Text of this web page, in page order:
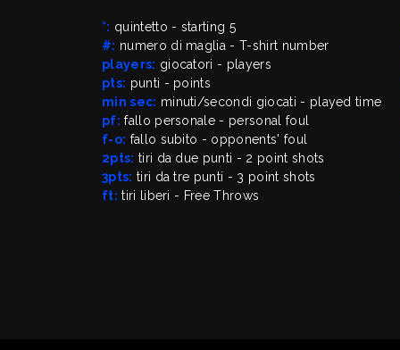
*: quintetto - starting 5
#: numero di maglia - T-shirt number
players: giocatori - players
pts: punti - points
min sec: minuti/secondi giocati - played time
pf: fallo personale - personal foul
f-o: fallo subito - opponents' foul
2pts: tiri da due punti - 2 point shots
3pts: tiri da tre punti - 3 point shots
ft: tiri liberi - Free Throws